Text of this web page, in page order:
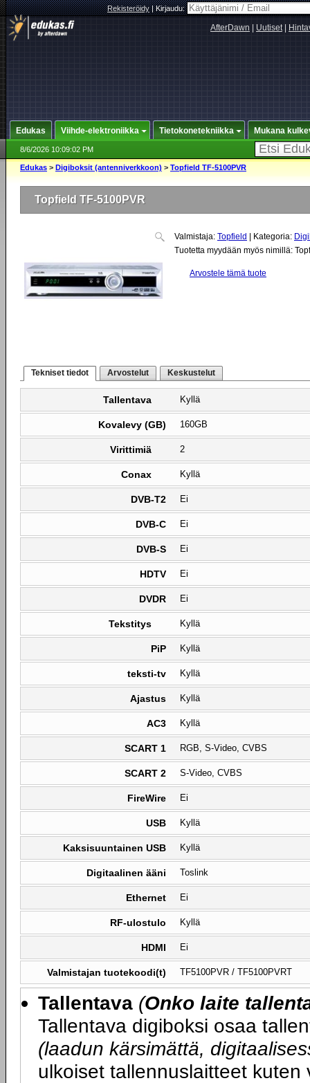
Rekisteröidy|Kirjaudu:
AfterDawn Uutiset|
Edukas Viihde-elektroniikka Tietokonetekniikka Mukana
8/6/2026 10:09:02 PM
Edukas > Digiboksit (antenniverkkoon) > Topfield TF-5100PVR
Topfield TF-5100PVR
Valmistaja: Topfield | Kategoria:
Tuotetta myydään myös nimillä:
Arvostele tämä tuote
Tekniset tiedot Arvostelut Keskustelut
Tallentava Kyllä
Kovalevy (GB) 160GB
Virittimiä 2
Conax Kyllä
DVB-T2 Ei
DVB-C Ei
DVB-S Ei
HDTV Ei
DVDR Ei
Tekstitys Kyllä
PiP Kyllä
teksti-tv Kyllä
Ajastus Kyllä
AC3 Kyllä
SCART 1 RGB, S-Video, CVBS
SCART 2 S-Video, CVBS
FireWire Ei
USB Kyllä
Kaksisuuntainen USB Kyllä
Digitaalinen ääni Toslink
Ethernet Ei
RF-ulostulo Kyllä
HDMI Ei
Valmistajan tuotekoodi(t) TF5100PVR / TF5100PVRT
Tallentava (Onko laite
Tallentava digiboksi osaa
(laadun kärsimättä,
ulkoiset tallennuslaitteet kuten